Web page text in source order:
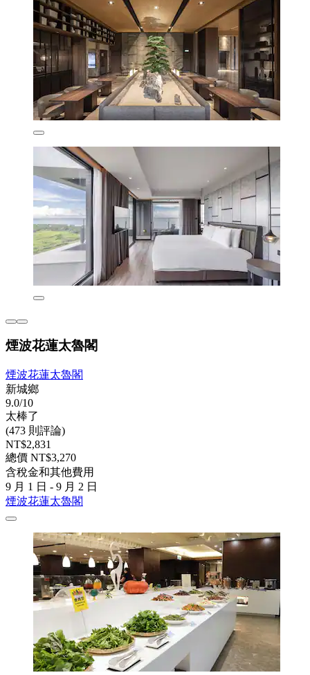
煙波花蓮太魯閣
煙波花蓮太魯閣
新城鄉
9.0/10
太棒了
(473 則評論)
NT$2,831
總價 NT$3,270
含稅金和其他費用
9 月 1 日 - 9 月 2 日
煙波花蓮太魯閣